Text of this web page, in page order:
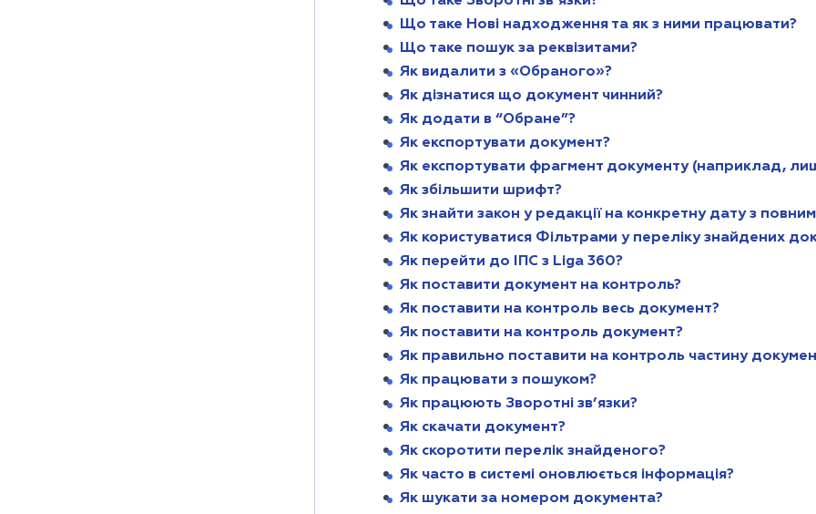
Що таке Нові надходження та як з ними працювати?
Що таке пошук за реквізитами?
Як видалити з «Обраного»?
Як дізнатися що документ чинний?
Як додати в “Обране”?
Як експортувати документ?
Як експортувати фрагмент документу (наприклад,
Як збільшити шрифт?
Як знайти закон у редакції на конкретну дату з
Як користуватися Фільтрами у переліку знайдених
Як перейти до ІПС з Liga 360?
Як поставити документ на контроль?
Як поставити на контроль весь документ?
Як поставити на контроль документ?
Як правильно поставити на контроль частину
Як працювати з пошуком?
Як працюють Зворотні зв’язки?
Як скачати документ?
Як скоротити перелік знайденого?
Як часто в системі оновлюється інформація?
Як шукати за номером документа?